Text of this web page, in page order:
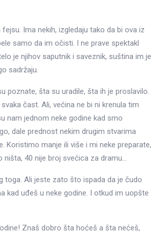
fejsu. Ima nekih, izgledaju tako da bi ova iz
samo da im očisti. I ne prave spektakl
je njihov saputnik i saveznik, suština im je
sadržaju.
poznate, šta su uradile, šta ih je proslavilo.
čast. Ali, većina ne bi ni krenula tim
nam jednom neke godine kad smo
dale prednost nekim drugim stvarima
Koristimo manje ili više i mi neke preparate,
40 nije broj svećica za dramu…
toga. Ali jeste zato što ispada da je čudo
kad uđeš u neke godine. I otkud im uopšte
Znaš dobro šta hoćeš a šta nećeš,